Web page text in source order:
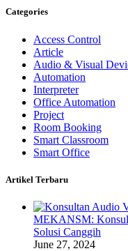
Categories
Access Control
Article
Audio & Visual
Automation
Interpreter
Office Automation
Project
Room Booking
Smart Classroom
Smart Office
Artikel Terbaru
MEKANSM:
Solusi Canggih
June 27, 2024